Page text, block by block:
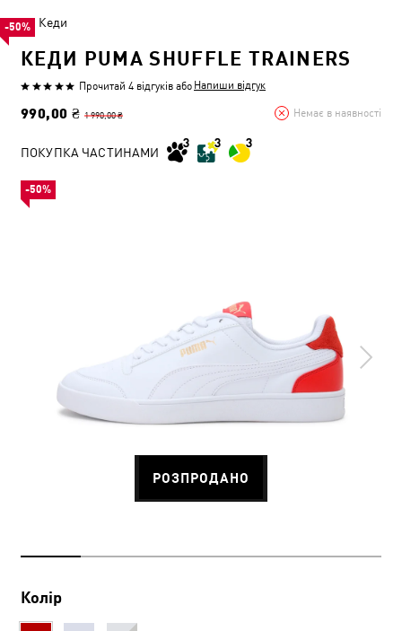
Кеди
КЕДИ PUMA SHUFFLE TRAINERS
Прочитай 4 відгуків або Напиши відгук
990,00 ₴ 1 990,00 ₴ Немає в наявності
-50%
ПОКУПКА ЧАСТИНАМИ
РОЗПРОДАНО
Колір
-50%